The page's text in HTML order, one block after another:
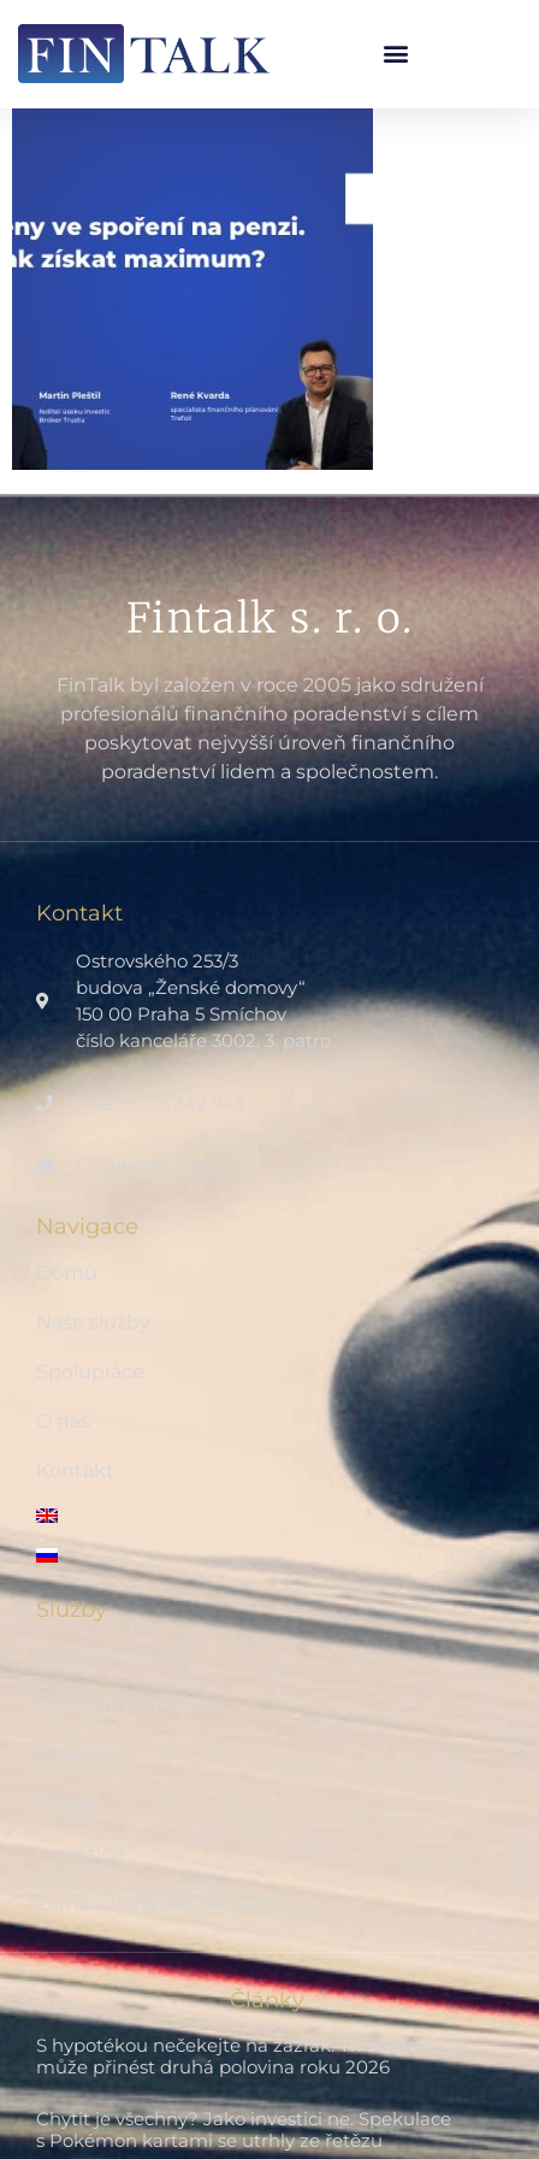
Fintalk s. r. o.
FinTalk byl založen v roce 2005 jako sdružení
profesionálů finančního poradenství s cílem
poskytovat nejvyšší úroveň finančního
poradenství lidem a společnostem.
Kontakt
Ostrovského 253/3
budova „Ženské domovy“
150 00 Praha 5 Smíchov
číslo kanceláře 3002, 3. patro
(+420) 775 342 943
fintalk@fintalk.cz
Navigace
Domů
Naše služby
Spolupráce
O nás
Kontakt
Služby
Finanční plánování
Investice
Zaměstnanecké benefity
Články
S hypotékou nečekejte na zázrak. Tři scénáře, co
může přinést druhá polovina roku 2026
Chytit je všechny? Jako investici ne. Spekulace
s Pokémon kartami se utrhly ze řetězu